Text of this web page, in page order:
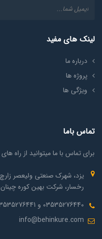
لینک های مفید
درباره ما
پروژه ها
ویژگی ها
تماس باما
برای تماس با ما میتوانید از راه
یزد، شهرک صنعتی ولیعصر
رخسار، شرکت بهین کوره
03535276440 و 03535276441
info@behinkure.com